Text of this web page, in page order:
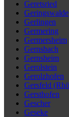
Geretsried
Geringswalde
Gerlingen
Germering
Germersheim
Gernsbach
Gernsheim
Gerolstein
Gerolzhofen
Gersfeld
Gersthofen
Gescher
Geseke